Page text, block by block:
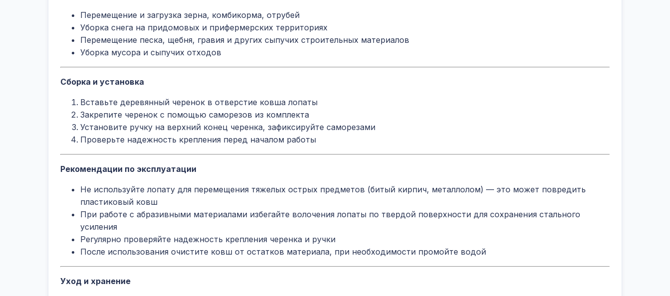
Перемещение и загрузка зерна, комбикорма, отрубей
Уборка снега на придомовых и прифермерских территориях
Перемещение песка, щебня, гравия и других сыпучих строительных материалов
Уборка мусора и сыпучих отходов
Сборка и установка
Вставьте деревянный черенок в отверстие ковша лопаты
Закрепите черенок с помощью саморезов из комплекта
Установите ручку на верхний конец черенка, зафиксируйте саморезами
Проверьте надежность крепления перед началом работы
Рекомендации по эксплуатации
Не используйте лопату для перемещения тяжелых острых предметов (битый кирпич, металлолом) — это может повредить
пластиковый ковш
При работе с абразивными материалами избегайте волочения лопаты по твердой поверхности для сохранения стального
усиления
Регулярно проверяйте надежность крепления черенка и ручки
После использования очистите ковш от остатков материала, при необходимости промойте водой
Уход и хранение